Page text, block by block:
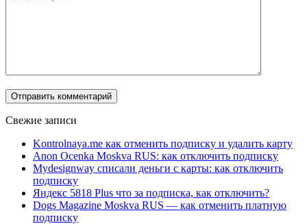
Свежие записи
Kontrolnaya.me как отменить подписку и удалить карту
Anon Ocenka Moskva RUS: как отключить подписку
Mydesignway списали деньги с карты: как отключить
подписку
Яндекс 5818 Plus что за подписка, как отключить?
Dogs Magazine Moskva RUS — как отменить платную
подписку